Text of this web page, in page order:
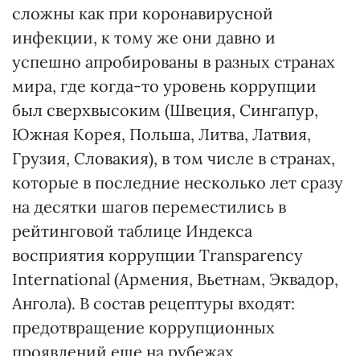
сложны как при коронавирусной
инфекции, к тому же они давно и
успешно апробированы в разных странах
мира, где когда-то уровень коррупции
был сверхвысоким (Швеция, Сингапур,
Южная Корея, Польша, Литва, Латвия,
Грузия, Словакия), в том числе в странах,
которые в последние несколько лет сразу
на десятки шагов переместились в
рейтинговой таблице Индекса
восприятия коррупции Transparency
International (Армения, Вьетнам, Эквадор,
Ангола). В состав рецептуры входят:
предотвращение коррупционных
проявлений еще на рубежах